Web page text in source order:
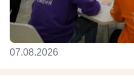
07.08.2026